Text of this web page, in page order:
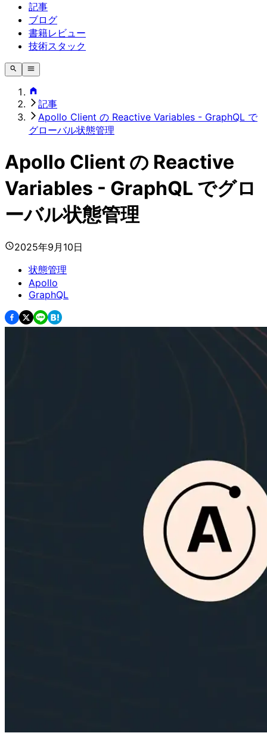
記事
ブログ
書籍レビュー
技術スタック
記事
Apollo Client の Reactive Variables - GraphQL で
グローバル状態管理
Apollo Client の Reactive
Variables - GraphQL でグロ
ーバル状態管理
2025年9月10日
状態管理
Apollo
GraphQL